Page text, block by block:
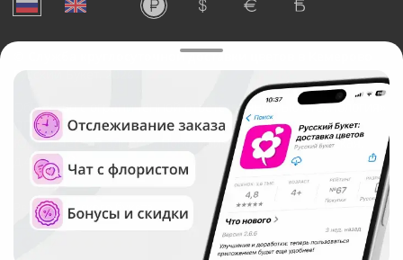
Служба круглосуточной доставки цветов в Кемерово
Русский Букет, 2026
Общество с ограниченной ответственностью «Технология»
ОГРН: 1195476081745, ИНН: 5410081997
Юридический адрес: г. Новосибирск, ул. Ипподромская,
д.42, оф. 3
Рейтинг Русского букета